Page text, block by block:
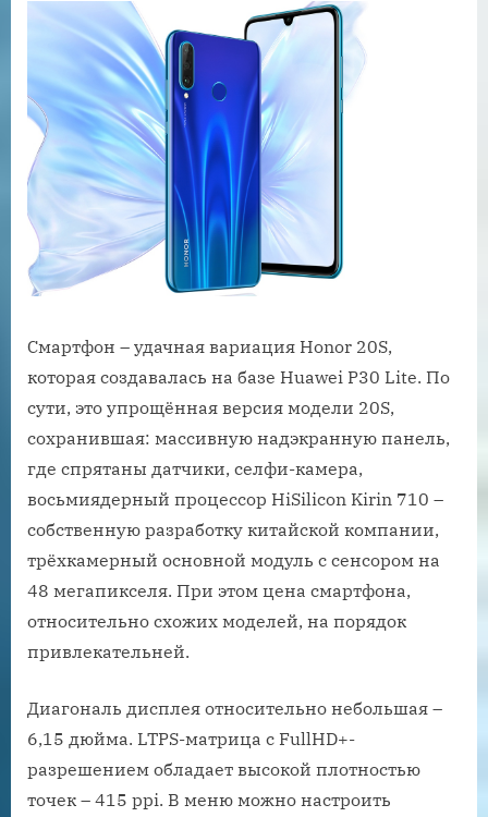
Смартфон – удачная вариация Honor 20S,
которая создавалась на базе Huawei P30 Lite. По
сути, это упрощённая версия модели 20S,
сохранившая: массивную надэкранную панель,
где спрятаны датчики, селфи-камера,
восьмиядерный процессор HiSilicon Kirin 710 –
собственную разработку китайской компании,
трёхкамерный основной модуль с сенсором на
48 мегапикселя. При этом цена смартфона,
относительно схожих моделей, на порядок
привлекательней.
Диагональ дисплея относительно небольшая –
6,15 дюйма. LTPS-матрица с FullHD+-
разрешением обладает высокой плотностью
точек – 415 ppi. В меню можно настроить